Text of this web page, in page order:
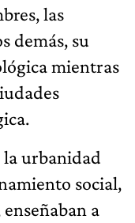
las
demás, su
mientras
la urbanidad
social,
a